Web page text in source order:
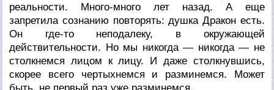
реальности. Много-много лет назад. А еще
запретила сознанию повторять: душка Дракон есть.
Он где-то неподалеку, в окружающей
действительности. Но мы никогда — никогда — не
столкнемся лицом к лицу. И даже столкнувшись,
скорее всего чертыхнемся и разминемся. Может